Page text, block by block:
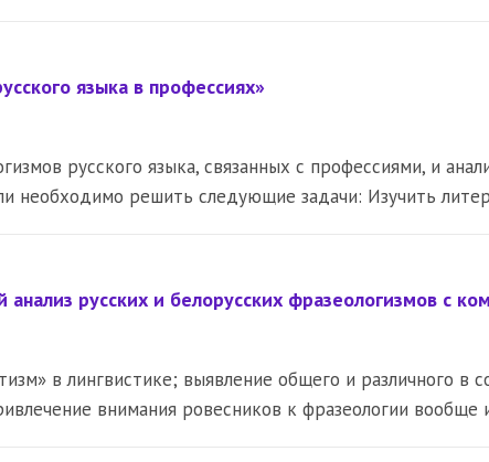
языка в профессиях»
русского языка, связанных с профессиями, и
необходимо решить следующие задачи: Изучить
анализ русских и белорусских фразеологизмов с
в лингвистике; выявление общего и различного в
внимания ровесников к фразеологии